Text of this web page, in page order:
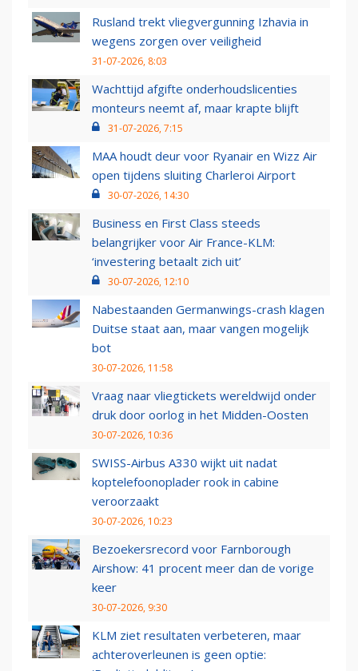
Rusland trekt vliegvergunning Izhavia in
wegens zorgen over veiligheid
31-07-2026, 8:03
Wachttijd afgifte onderhoudslicenties
monteurs neemt af, maar krapte blijft
31-07-2026, 7:15
MAA houdt deur voor Ryanair en Wizz Air
open tijdens sluiting Charleroi Airport
30-07-2026, 14:30
Business en First Class steeds
belangrijker voor Air France-KLM:
‘investering betaalt zich uit’
30-07-2026, 12:10
Nabestaanden Germanwings-crash klagen
Duitse staat aan, maar vangen mogelijk
bot
30-07-2026, 11:58
Vraag naar vliegtickets wereldwijd onder
druk door oorlog in het Midden-Oosten
30-07-2026, 10:36
SWISS-Airbus A330 wijkt uit nadat
koptelefoonoplader rook in cabine
veroorzaakt
30-07-2026, 10:23
Bezoekersrecord voor Farnborough
Airshow: 41 procent meer dan de vorige
keer
30-07-2026, 9:30
KLM ziet resultaten verbeteren, maar
achteroverleunen is geen optie: